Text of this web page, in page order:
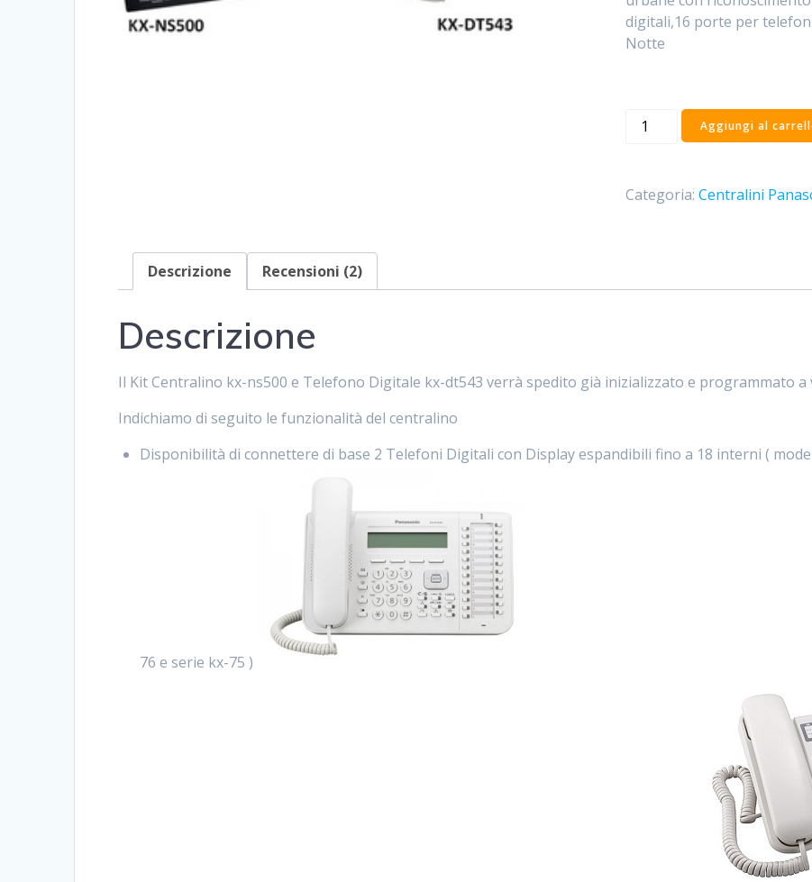
digitali,16 porte per
Notte
KIT
Centralino
e
quantità
Aggiungi al
Categoria: Centralini
Descrizione Recensioni (2)
Descrizione
Il Kit Centralino kx-ns500 e Telefono Digitale kx-dt543 verrà spedito già inizializzato e programmato a
Indichiamo di seguito le funzionalità del centralino
Disponibilità di connettere di base 2 Telefoni Digitali con Display espandibili fino a 18 interni (
76 e serie kx-75 )